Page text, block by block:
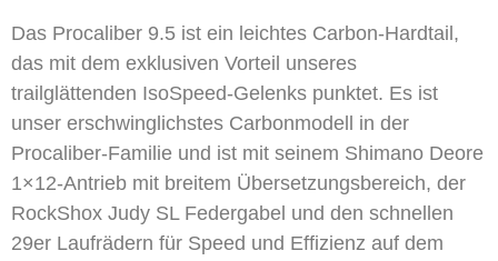
Das Procaliber 9.5 ist ein leichtes Carbon-Hardtail,
das mit dem exklusiven Vorteil unseres
trailglättenden IsoSpeed-Gelenks punktet. Es ist
unser erschwinglichstes Carbonmodell in der
Procaliber-Familie und ist mit seinem Shimano Deore
1×12-Antrieb mit breitem Übersetzungsbereich, der
RockShox Judy SL Federgabel und den schnellen
29er Laufrädern für Speed und Effizienz auf dem